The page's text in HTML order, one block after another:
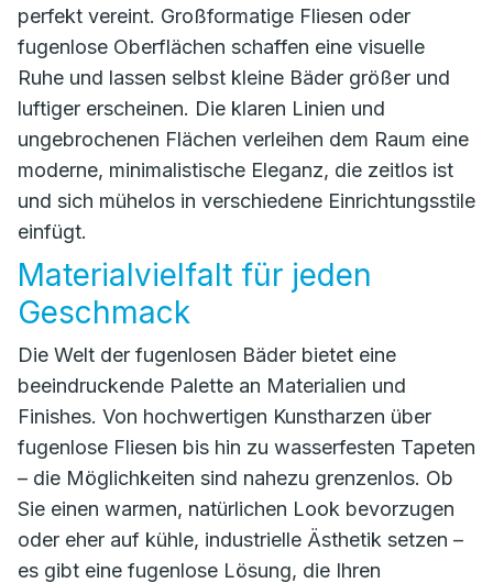
perfekt vereint. Großformatige Fliesen oder
fugenlose Oberflächen schaffen eine visuelle
Ruhe und lassen selbst kleine Bäder größer und
luftiger erscheinen. Die klaren Linien und
ungebrochenen Flächen verleihen dem Raum eine
moderne, minimalistische Eleganz, die zeitlos ist
und sich mühelos in verschiedene Einrichtungsstile
einfügt.
Materialvielfalt für jeden
Geschmack
Die Welt der fugenlosen Bäder bietet eine
beeindruckende Palette an Materialien und
Finishes. Von hochwertigen Kunstharzen über
fugenlose Fliesen bis hin zu wasserfesten Tapeten
– die Möglichkeiten sind nahezu grenzenlos. Ob
Sie einen warmen, natürlichen Look bevorzugen
oder eher auf kühle, industrielle Ästhetik setzen –
es gibt eine fugenlose Lösung, die Ihren